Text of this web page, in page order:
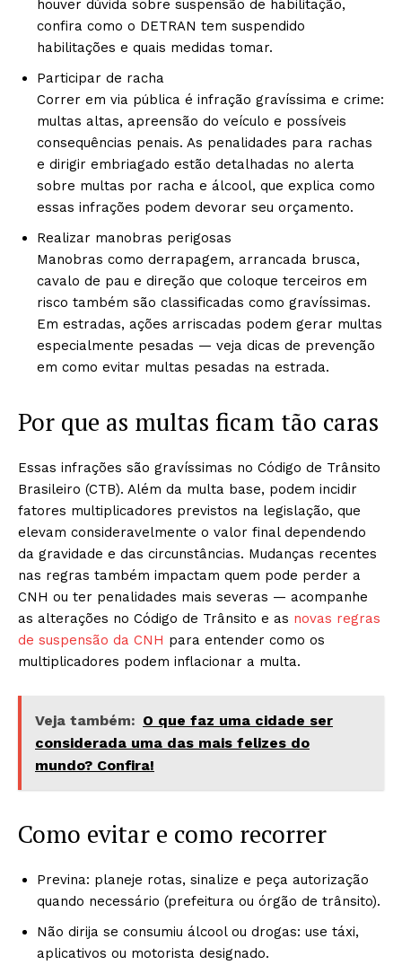
houver dúvida sobre suspensão de habilitação,
confira como o DETRAN tem suspendido
habilitações e quais medidas tomar.
Participar de racha
Correr em via pública é infração gravíssima e crime:
multas altas, apreensão do veículo e possíveis
consequências penais. As penalidades para rachas
e dirigir embriagado estão detalhadas no alerta
sobre multas por racha e álcool, que explica como
essas infrações podem devorar seu orçamento.
Realizar manobras perigosas
Manobras como derrapagem, arrancada brusca,
cavalo de pau e direção que coloque terceiros em
risco também são classificadas como gravíssimas.
Em estradas, ações arriscadas podem gerar multas
especialmente pesadas — veja dicas de prevenção
em como evitar multas pesadas na estrada.
Por que as multas ficam tão caras
Essas infrações são gravíssimas no Código de Trânsito
Brasileiro (CTB). Além da multa base, podem incidir
fatores multiplicadores previstos na legislação, que
elevam consideravelmente o valor final dependendo
da gravidade e das circunstâncias. Mudanças recentes
nas regras também impactam quem pode perder a
CNH ou ter penalidades mais severas — acompanhe
as alterações no Código de Trânsito e as novas regras
de suspensão da CNH para entender como os
multiplicadores podem inflacionar a multa.
Veja também: O que faz uma cidade ser
considerada uma das mais felizes do
mundo? Confira!
Como evitar e como recorrer
Previna: planeje rotas, sinalize e peça autorização
quando necessário (prefeitura ou órgão de trânsito).
Não dirija se consumiu álcool ou drogas: use táxi,
aplicativos ou motorista designado.